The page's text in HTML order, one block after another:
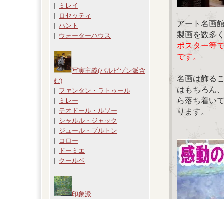
|- ミレイ
|- ロセッティ
|- ハント
|- ウォーターハウス
写実主義(バルビゾン派含
む)
|- ファンタン・ラトゥール
|- ミレー
|- テオドール・ルソー
|- シャルル・ジャック
|- ジュール・ブルトン
|- コロー
|- ドーミエ
|- クールベ
印象派
アート名画
製画を数多
ポスター等
です。
名画は飾る
はもちろん
ら落ち着い
ります。